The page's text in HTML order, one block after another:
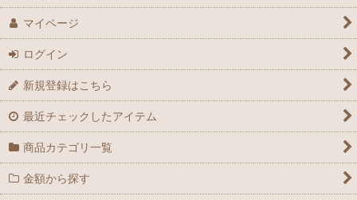
マイページ
ログイン
新規登録はこちら
最近チェックしたアイテム
商品カテゴリ一覧
金額から探す